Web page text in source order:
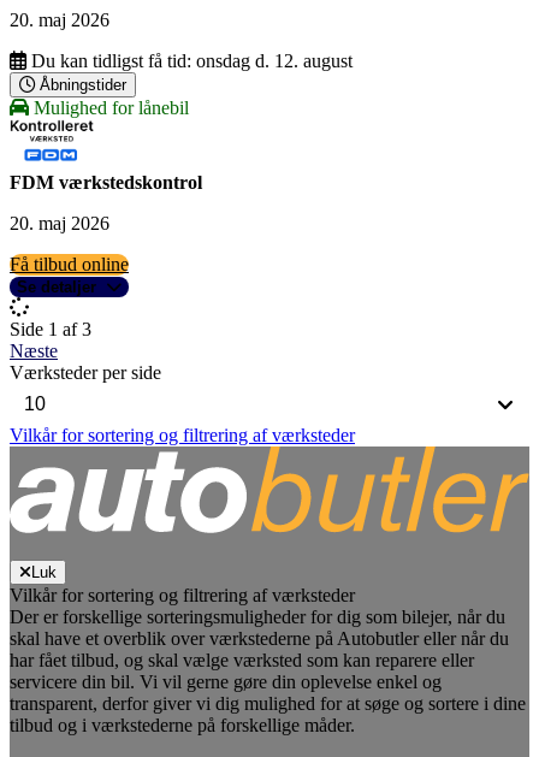
20. maj 2026
Du kan tidligst få tid: onsdag d. 12. august
Åbningstider
Mulighed for lånebil
FDM værkstedskontrol
20. maj 2026
Få tilbud online
Se detaljer
Side 1 af 3
Næste
Værksteder per side
Vilkår for sortering og filtrering af værksteder
Luk
Vilkår for sortering og filtrering af værksteder
Der er forskellige sorteringsmuligheder for dig som bilejer, når du
skal have et overblik over værkstederne på Autobutler eller når du
har fået tilbud, og skal vælge værksted som kan reparere eller
servicere din bil. Vi vil gerne gøre din oplevelse enkel og
transparent, derfor giver vi dig mulighed for at søge og sortere i dine
tilbud og i værkstederne på forskellige måder.